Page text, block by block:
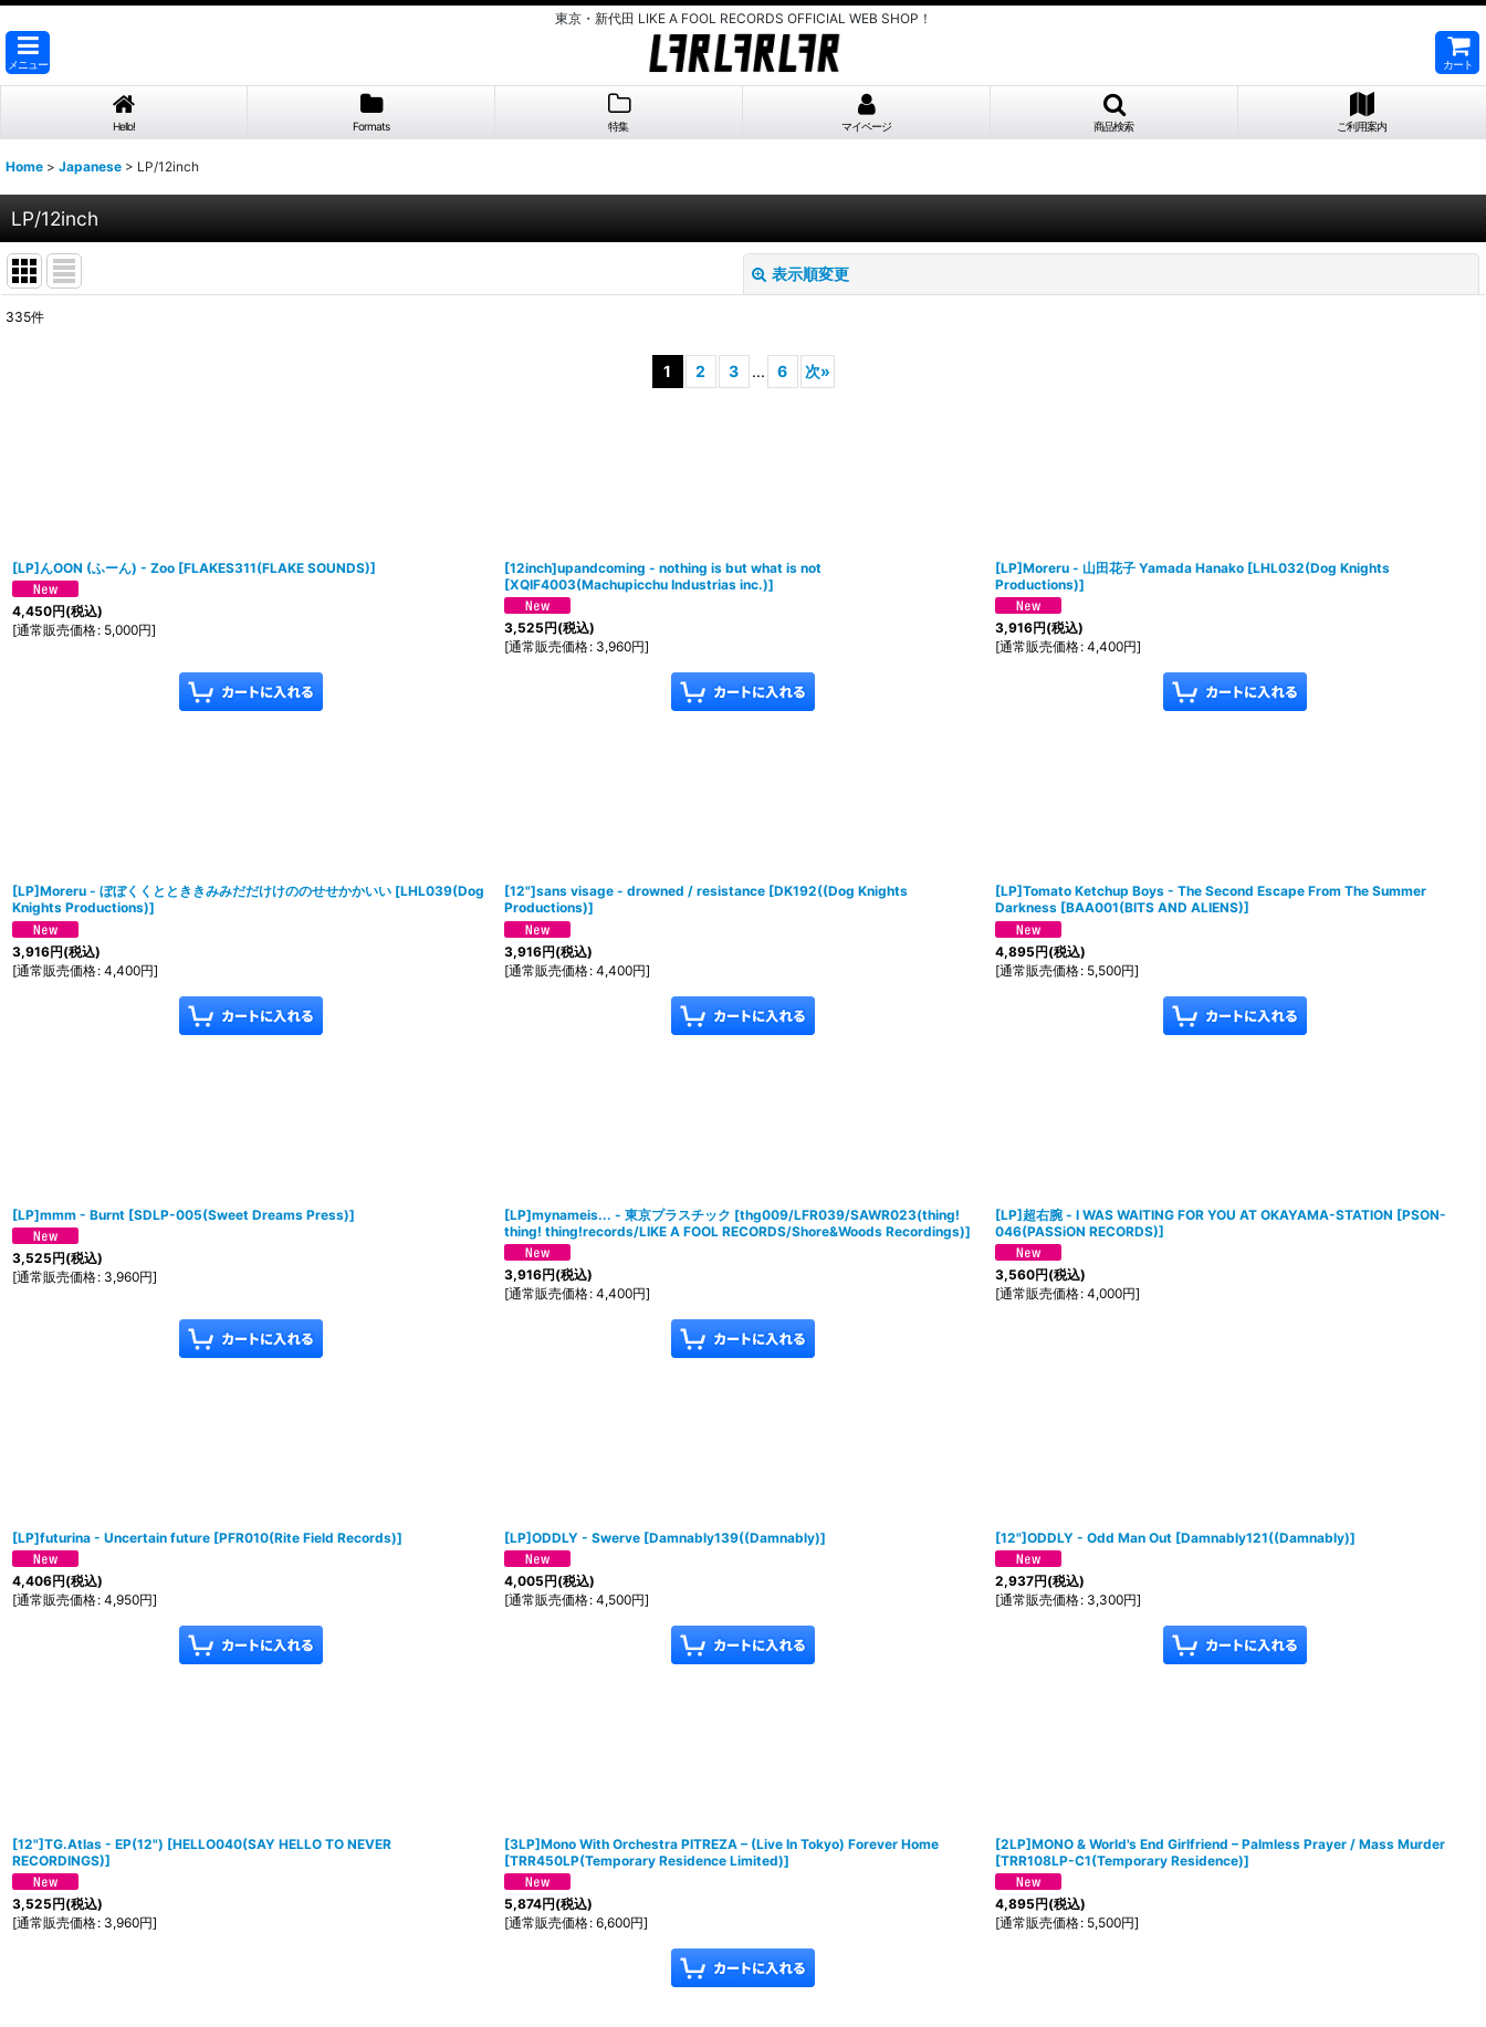
東京・新代田 LIKE A FOOL RECORDS OFFICIAL WEB SHOP！
メニュー カート
Hello! Formats 特集 マイページ 商品検索 ご利用案内
Home > Japanese > LP/12inch
LP/12inch
表示順変更
335件
1 2 3 ... 6 次»
[LP]んOON (ふーん) - Zoo [FLAKES311(FLAKE SOUNDS)]
4,450円(税込)
[通常販売価格: 5,000円]
[12inch]upandcoming - nothing is but what is not
[XQIF4003(Machupicchu Industrias inc.)]
3,525円(税込)
[通常販売価格: 3,960円]
[LP]Moreru - 山田花子 Yamada Hanako [LHL032(Dog Knights
Productions)]
3,916円(税込)
[通常販売価格: 4,400円]
[LP]Moreru - ぼぼくくととききみみだだけけののせせかかいい [LHL039(Dog
Knights Productions)]
3,916円(税込)
[通常販売価格: 4,400円]
[12"]sans visage - drowned / resistance [DK192((Dog Knights
Productions)]
3,916円(税込)
[通常販売価格: 4,400円]
[LP]Tomato Ketchup Boys - The Second Escape From The Summer
Darkness [BAA001(BITS AND ALIENS)]
4,895円(税込)
[通常販売価格: 5,500円]
[LP]mmm - Burnt [SDLP-005(Sweet Dreams Press)]
3,525円(税込)
[通常販売価格: 3,960円]
[LP]mynameis... - 東京プラスチック [thg009/LFR039/SAWR023(thing!
thing! thing!records/LIKE A FOOL RECORDS/Shore&Woods Recordings)]
3,916円(税込)
[通常販売価格: 4,400円]
[LP]超右腕 - I WAS WAITING FOR YOU AT OKAYAMA-STATION [PSON-
046(PASSiON RECORDS)]
3,560円(税込)
[通常販売価格: 4,000円]
[LP]futurina - Uncertain future [PFR010(Rite Field Records)]
4,406円(税込)
[通常販売価格: 4,950円]
[LP]ODDLY - Swerve [Damnably139((Damnably)]
4,005円(税込)
[通常販売価格: 4,500円]
[12"]ODDLY - Odd Man Out [Damnably121((Damnably)]
2,937円(税込)
[通常販売価格: 3,300円]
[12"]TG.Atlas - EP(12") [HELLO040(SAY HELLO TO NEVER
RECORDINGS)]
3,525円(税込)
[通常販売価格: 3,960円]
[3LP]Mono With Orchestra PITREZA – (Live In Tokyo) Forever Home
[TRR450LP(Temporary Residence Limited)]
5,874円(税込)
[通常販売価格: 6,600円]
[2LP]MONO & World's End Girlfriend – Palmless Prayer / Mass Murder
[TRR108LP-C1(Temporary Residence)]
4,895円(税込)
[通常販売価格: 5,500円]